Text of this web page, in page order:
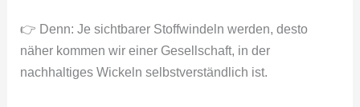
👉 Denn: Je sichtbarer Stoffwindeln werden, desto
näher kommen wir einer Gesellschaft, in der
nachhaltiges Wickeln selbstverständlich ist.